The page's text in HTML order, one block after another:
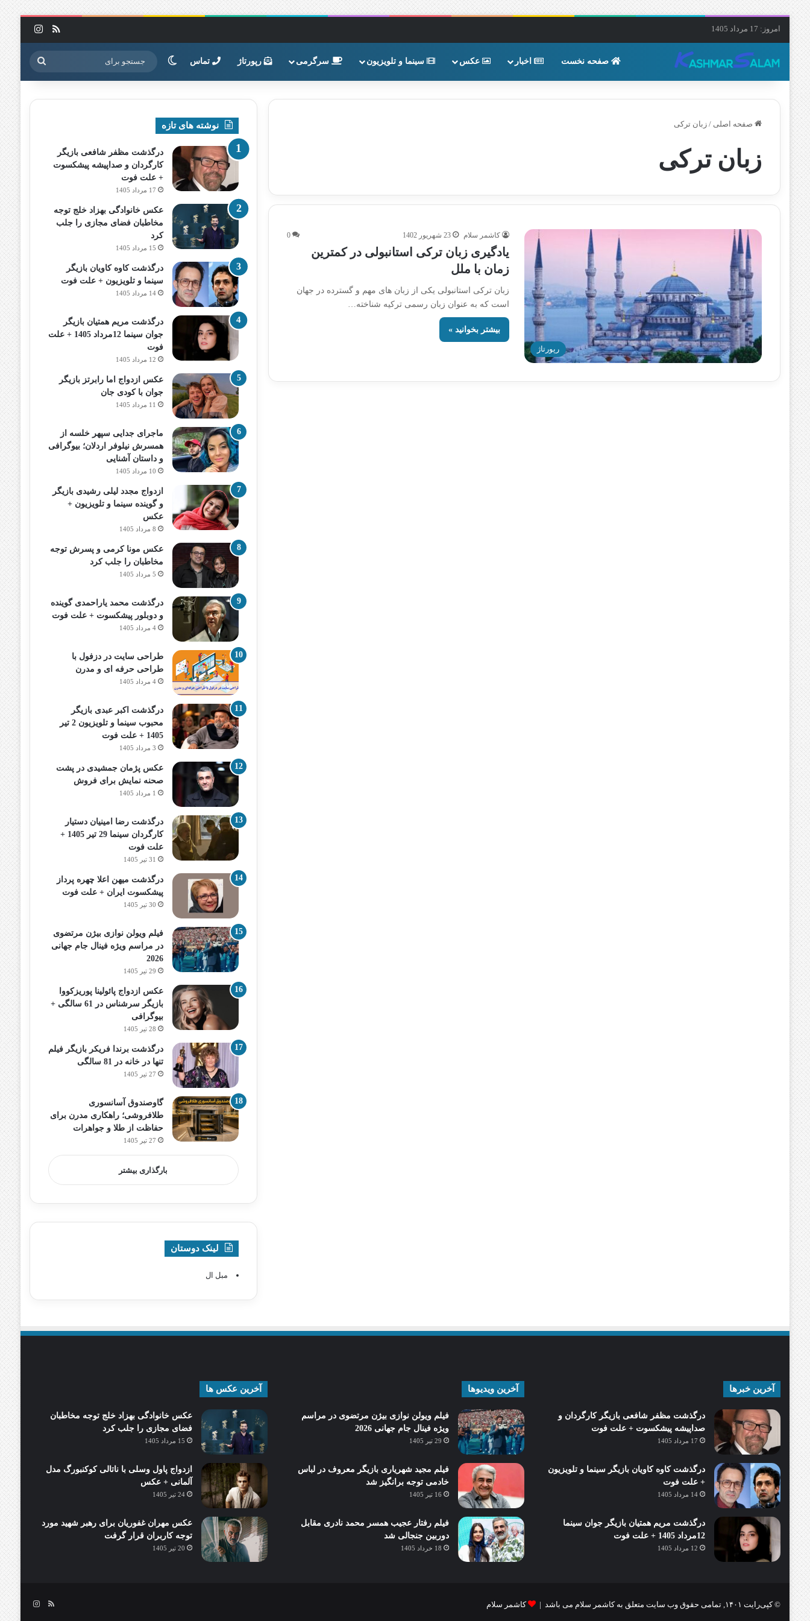
امروز: 17 مرداد 1405 خوراک
صفحه نخست اخبار عکس سینما و تلویزیون سرگرمی رپورتاژ تماس تغییر پوسته جستجو
برای
صفحه اصلی / زبان ترکی
زبان ترکی
رپورتاژ
کاشمر سلام 23 شهریور 1402 0
یادگیری زبان ترکی استانبولی در کمترین
زمان با ملل
زبان ترکی استانبولی یکی از زبان های مهم و گسترده در جهان
است که به عنوان زبان رسمی ترکیه شناخته…
بیشتر بخوانید »
نوشته های تازه
درگذشت مظفر شافعی بازیگر
کارگردان و صداپیشه پیشکسوت
+ علت فوت
17 مرداد 1405
عکس خانوادگی بهزاد خلج توجه
مخاطبان فضای مجازی را جلب
کرد
15 مرداد 1405
درگذشت کاوه کاویان بازیگر
سینما و تلویزیون + علت فوت
14 مرداد 1405
درگذشت مریم همتیان بازیگر
جوان سینما 12مرداد 1405 + علت
فوت
12 مرداد 1405
عکس ازدواج اما رابرتز بازیگر
جوان با کودی جان
11 مرداد 1405
ماجرای جدایی سپهر خلسه از
همسرش نیلوفر اردلان؛ بیوگرافی
و داستان آشنایی
10 مرداد 1405
ازدواج مجدد لیلی رشیدی بازیگر
و گوینده سینما و تلویزیون +
عکس
8 مرداد 1405
عکس مونا کرمی و پسرش توجه
مخاطبان را جلب کرد
5 مرداد 1405
درگذشت محمد یاراحمدی گوینده
و دوبلور پیشکسوت + علت فوت
4 مرداد 1405
طراحی سایت در دزفول با
طراحی حرفه‌ ای و مدرن
4 مرداد 1405
درگذشت اکبر عبدی بازیگر
محبوب سینما و تلویزیون 2 تیر
1405 + علت فوت
3 مرداد 1405
عکس پژمان جمشیدی در پشت
صحنه نمایش برای فروش
1 مرداد 1405
درگذشت رضا امینیان دستیار
کارگردان سینما 29 تیر 1405 +
علت فوت
31 تیر 1405
درگذشت میهن اعلا چهره پرداز
پیشکسوت ایران + علت فوت
30 تیر 1405
فیلم ویولن نوازی بیژن مرتضوی
در مراسم ویژه فینال جام جهانی
2026
29 تیر 1405
عکس ازدواج پائولینا پوریزکووا
بازیگر سرشناس در 61 سالگی +
بیوگرافی
28 تیر 1405
درگذشت برندا فریکر بازیگر فیلم
تنها در خانه در 81 سالگی
27 تیر 1405
گاوصندوق آسانسوری
طلافروشی؛ راهکاری مدرن برای
حفاظت از طلا و جواهرات
27 تیر 1405
بارگذاری بیشتر
لینک دوستان
مبل ال
آخرین خبرها
درگذشت مظفر شافعی بازیگر کارگردان و
صداپیشه پیشکسوت + علت فوت
17 مرداد 1405
درگذشت کاوه کاویان بازیگر سینما و تلویزیون
+ علت فوت
14 مرداد 1405
درگذشت مریم همتیان بازیگر جوان سینما
12مرداد 1405 + علت فوت
12 مرداد 1405
آخرین ویدیوها
فیلم ویولن نوازی بیژن مرتضوی در مراسم
ویژه فینال جام جهانی 2026
29 تیر 1405
فیلم مجید شهریاری بازیگر معروف در لباس
خادمی توجه برانگیز شد
16 تیر 1405
فیلم رفتار عجیب همسر محمد نادری مقابل
دوربین جنجالی شد
18 خرداد 1405
آخرین عکس ها
عکس خانوادگی بهزاد خلج توجه مخاطبان
فضای مجازی را جلب کرد
15 مرداد 1405
ازدواج پاول وسلی با ناتالی کوکنبورگ مدل
آلمانی + عکس
24 تیر 1405
عکس مهران غفوریان برای رهبر شهید مورد
توجه کاربران قرار گرفت
20 تیر 1405
© کپی‌رایت ۱۴۰۱, تمامی حقوق وب سایت متعلق به کاشمر سلام می باشد | کاشمر سلام خوراکاینستاگرام